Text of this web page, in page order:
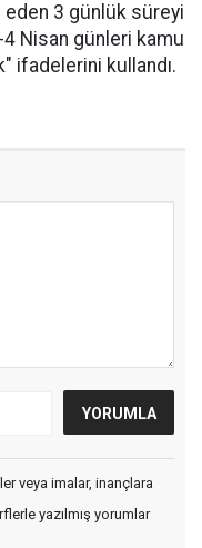
eden 3 günlük süreyi
4 Nisan günleri kamu
ifadelerini kullandı.
veya imalar, inançlara
yazılmış yorumlar